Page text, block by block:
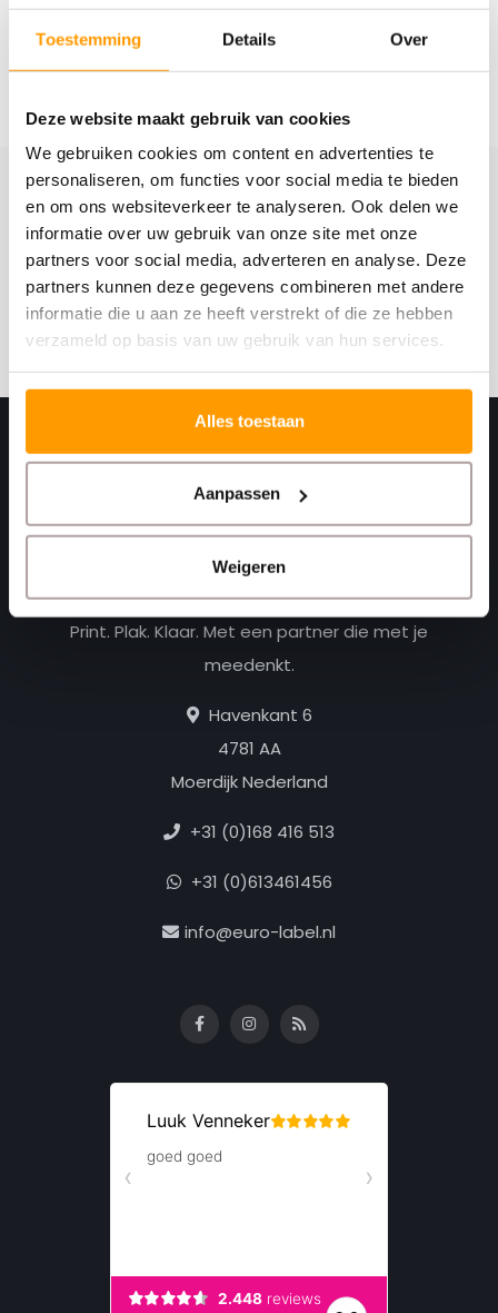
Toestemming Details Over
Deze website maakt gebruik van cookies
We gebruiken cookies om content en advertenties te
personaliseren, om functies voor social media te bieden
en om ons websiteverkeer te analyseren. Ook delen we
informatie over uw gebruik van onze site met onze
partners voor social media, adverteren en analyse. Deze
partners kunnen deze gegevens combineren met andere
informatie die u aan ze heeft verstrekt of die ze hebben
verzameld op basis van uw gebruik van hun services.
Alles toestaan
Aanpassen
Weigeren
Schrijf je hier in voor onze nieuwsbrief
Ontvang onze nieuwste aanbiedingen en
kortingscodes
Abonneer
Print. Plak. Klaar. Met een partner die met je
meedenkt.
Havenkant 6
4781 AA
Moerdijk Nederland
+31 (0)168 416 513
+31 (0)613461456
info@euro-label.nl